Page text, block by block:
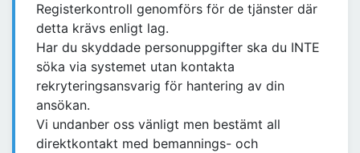
Registerkontroll genomförs för de tjänster där
detta krävs enligt lag.
Har du skyddade personuppgifter ska du INTE
söka via systemet utan kontakta
rekryteringsansvarig för hantering av din
ansökan.
Vi undanber oss vänligt men bestämt all
direktkontakt med bemannings- och